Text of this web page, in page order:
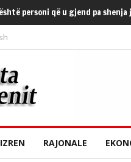
personi që u gjend pa
RAJONALE